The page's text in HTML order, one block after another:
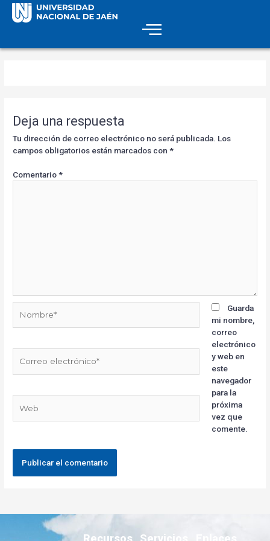
Deja una respuesta
Tu dirección de correo electrónico no será publicada. Los
campos obligatorios están marcados con*
Comentario*
Guarda
mi nombre,
correo
electrónico
y web en
este
navegador
para la
próxima
vez que
comente.
Recursos Servicios Enlaces